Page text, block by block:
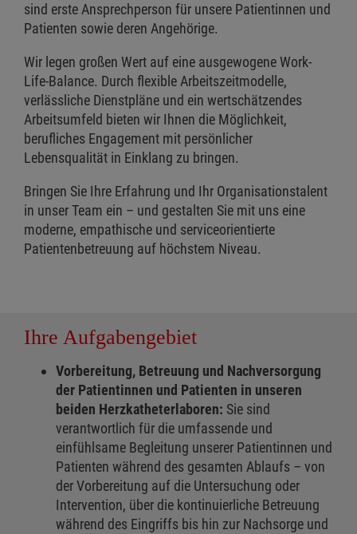
sind erste Ansprechperson für unsere Patientinnen und
Patienten sowie deren Angehörige.
Wir legen großen Wert auf eine ausgewogene Work-
Life-Balance. Durch flexible Arbeitszeitmodelle,
verlässliche Dienstpläne und ein wertschätzendes
Arbeitsumfeld bieten wir Ihnen die Möglichkeit,
berufliches Engagement mit persönlicher
Lebensqualität in Einklang zu bringen.
Bringen Sie Ihre Erfahrung und Ihr Organisationstalent
in unser Team ein – und gestalten Sie mit uns eine
moderne, empathische und serviceorientierte
Patientenbetreuung auf höchstem Niveau.
Ihre Aufgabengebiet
Vorbereitung, Betreuung und Nachversorgung
der Patientinnen und Patienten in unseren
beiden Herzkatheterlaboren: Sie sind
verantwortlich für die umfassende und
einfühlsame Begleitung unserer Patientinnen und
Patienten während des gesamten Ablaufs – von
der Vorbereitung auf die Untersuchung oder
Intervention, über die kontinuierliche Betreuung
während des Eingriffs bis hin zur Nachsorge und